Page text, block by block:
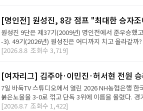
[명인전] 원성진, 8강 점프 "최대한 승자
원성진 9단은 제37기(2009년) 명인전에서 준우승
-3). 49기(2026년) 원성진은 어디까지 치고 올라갈까
[2026.8.8 조회수 3,719]
[여자리그] 김주아·이민진·허서현 전원
7일 바둑TV 스튜디오에서 열린 2026 NH농협은행
붉은노을을 3-0로 꺾고 단독 3위에 이름을 올렸다. 경
[2026.8.7 조회수 1,422]